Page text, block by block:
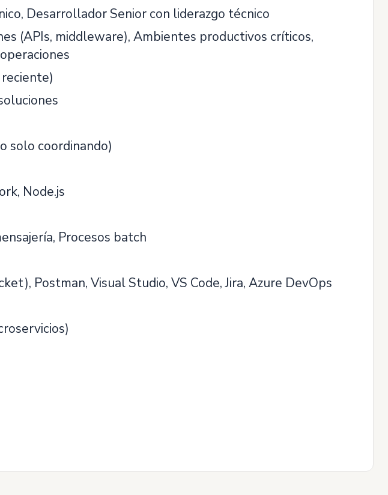
Desarrollador Senior con liderazgo técnico
(APIs, middleware), Ambientes productivos críticos,
solo coordinando)
Node.js
Procesos batch
Postman, Visual Studio, VS Code, Jira, Azure DevOps